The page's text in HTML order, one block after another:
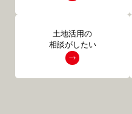
土地活用の
相談がしたい